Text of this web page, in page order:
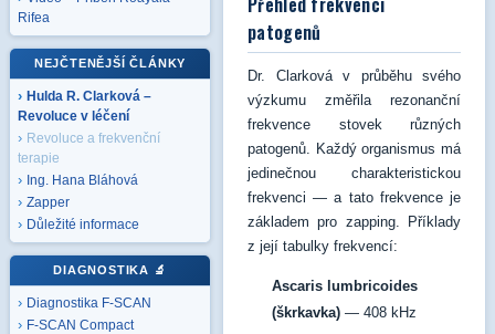
Rifea
NEJČTENĚJŠÍ ČLÁNKY
Hulda R. Clarková –
Revoluce v léčení
Revoluce a frekvenční
terapie
Ing. Hana Bláhová
Zapper
Důležité informace
DIAGNOSTIKA 🔬
Diagnostika F-SCAN
F-SCAN Compact
patogenů
Dr. Clarková v průběhu svého
výzkumu změřila rezonanční
frekvence stovek různých
patogenů. Každý organismus má
jedinečnou charakteristickou
frekvenci — a tato frekvence je
základem pro zapping. Příklady
z její tabulky frekvencí:
Ascaris lumbricoides
(škrkavka) — 408 kHz